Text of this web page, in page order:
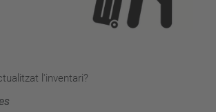
l'inventari?